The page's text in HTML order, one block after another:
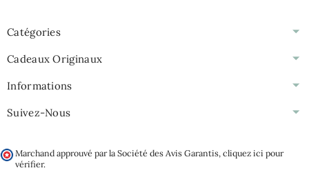
Catégories
Cadeaux Originaux
Informations
Suivez-Nous
Marchand approuvé par la Société des Avis Garantis, cliquez ici pour
vérifier.